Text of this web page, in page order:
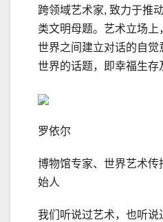
跨领域艺术家, 致力于推
类文明母题。艺术立场
世界之间建立对话的自觉
世界的话题，即幸福生存
罗依尔
博物馆专家、世界艺术传
始人
我们听说过艺术，也听说